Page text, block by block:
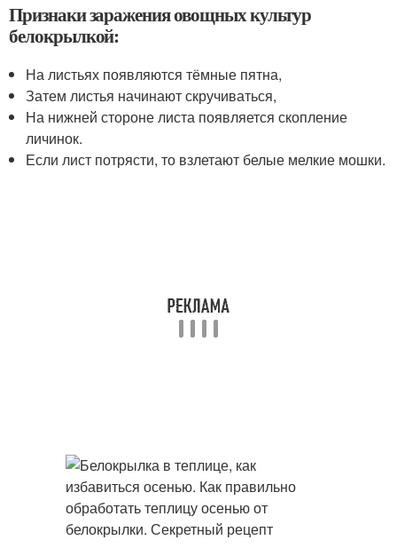
Признаки заражения овощных культур
белокрылкой:
На листьях появляются тёмные пятна,
Затем листья начинают скручиваться,
На нижней стороне листа появляется скопление
личинок.
Если лист потрясти, то взлетают белые мелкие мошки.